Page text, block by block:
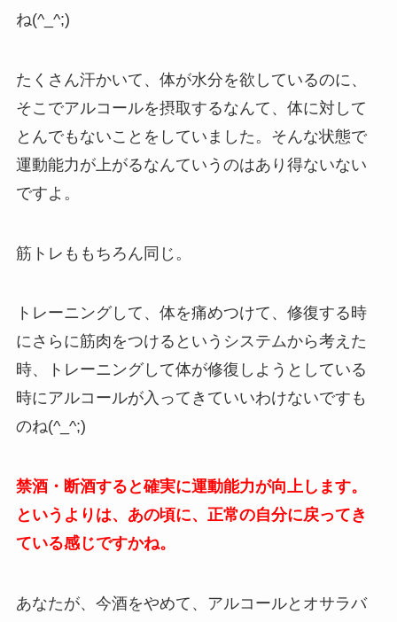
ね(^_^;)
たくさん汗かいて、体が水分を欲しているのに、
そこでアルコールを摂取するなんて、体に対して
とんでもないことをしていました。そんな状態で
運動能力が上がるなんていうのはあり得ないない
ですよ。
筋トレももちろん同じ。
トレーニングして、体を痛めつけて、修復する時
にさらに筋肉をつけるというシステムから考えた
時、トレーニングして体が修復しようとしている
時にアルコールが入ってきていいわけないですも
のね(^_^;)
禁酒・断酒すると確実に運動能力が向上します。
というよりは、あの頃に、正常の自分に戻ってき
ている感じですかね。
あなたが、今酒をやめて、アルコールとオサラバ